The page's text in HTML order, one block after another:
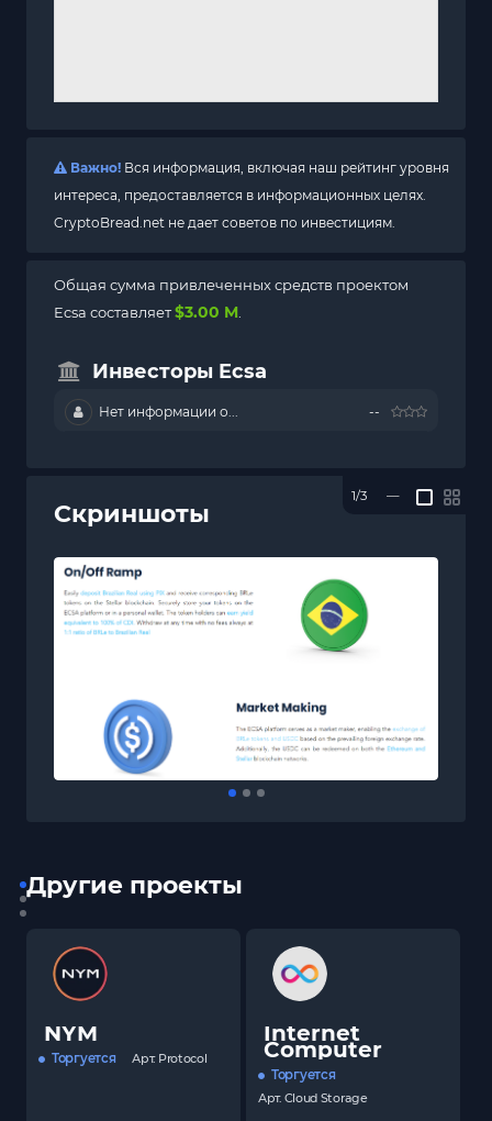
Важно! Вся информация, включая наш рейтинг уровня
интереса, предоставляется в информационных целях.
CryptoBread.net не дает советов по инвестициям.
Общая сумма привлеченных средств проектом
Ecsa составляет$3.00 M
Инвесторы Ecsa
Нет информации о... --
Скриншоты
1/3 —
Другие проекты
NYM
Торгуется Арт. Protocol
Internet
Computer
Торгуется
Арт. Cloud Storage